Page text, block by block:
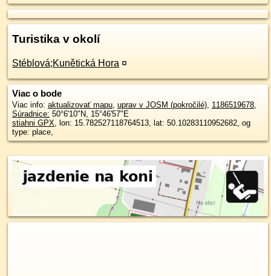
Turistika v okolí
Stéblová;Kunětická Hora ¤
Viac o bode
Viac info: aktualizovať mapu, uprav v JOSM (pokročilé), 1186519678,
Súradnice: 50°6'10"N, 15°46'57"E
stiahni GPX, lon: 15.782527118764513, lat: 50.10283110952682, og
type: place,